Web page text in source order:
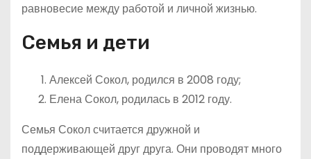
равновесие между работой и личной жизнью.
Семья и дети
Алексей Сокол, родился в 2008 году;
Елена Сокол, родилась в 2012 году.
Семья Сокол считается дружной и
поддерживающей друг друга. Они проводят много